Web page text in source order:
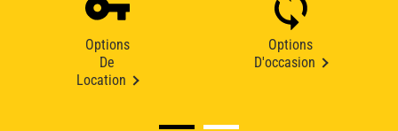
Options
De
Location
Options
D'occasion